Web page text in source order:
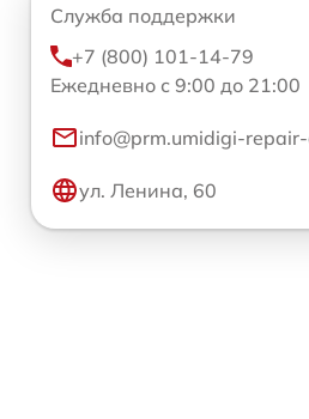
Служба поддержки
+7 (800) 101-14-79
Ежедневно с 9:00 до 21:00
info@prm.umidigi-
ул. Ленина, 60